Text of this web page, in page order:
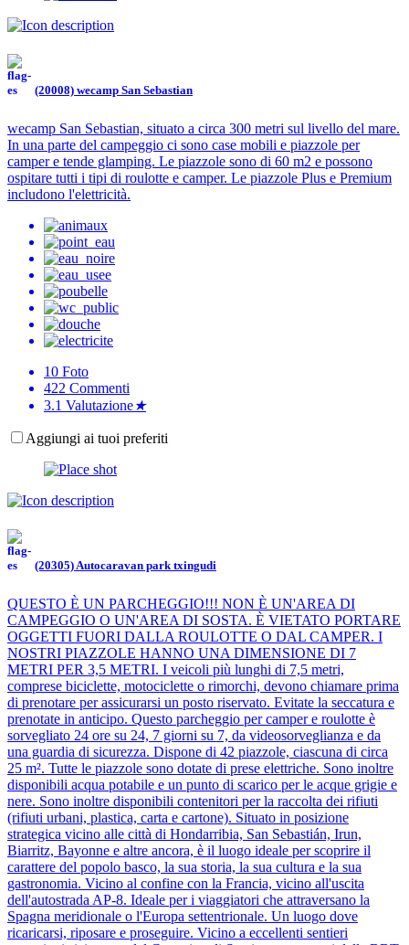
(20008) wecamp San Sebastian
wecamp San Sebastian, situato a circa 300 metri sul livello del mare.
In una parte del campeggio ci sono case mobili e piazzole per
camper e tende glamping. Le piazzole sono di 60 m2 e possono
ospitare tutti i tipi di roulotte e camper. Le piazzole Plus e Premium
includono l'elettricità.
10 Foto
422 Commenti
3.1 Valutazione★
Aggiungi ai tuoi preferiti
(20305) Autocaravan park txingudi
QUESTO È UN PARCHEGGIO!!! NON È UN'AREA DI
CAMPEGGIO O UN'AREA DI SOSTA. È VIETATO PORTARE
OGGETTI FUORI DALLA ROULOTTE O DAL CAMPER. I
NOSTRI PIAZZOLE HANNO UNA DIMENSIONE DI 7
METRI PER 3,5 METRI. I veicoli più lunghi di 7,5 metri,
comprese biciclette, motociclette o rimorchi, devono chiamare prima
di prenotare per assicurarsi un posto riservato. Evitate la seccatura e
prenotate in anticipo. Questo parcheggio per camper e roulotte è
sorvegliato 24 ore su 24, 7 giorni su 7, da videosorveglianza e da
una guardia di sicurezza. Dispone di 42 piazzole, ciascuna di circa
25 m². Tutte le piazzole sono dotate di prese elettriche. Sono inoltre
disponibili acqua potabile e un punto di scarico per le acque grigie e
nere. Sono inoltre disponibili contenitori per la raccolta dei rifiuti
(rifiuti urbani, plastica, carta e cartone). Situato in posizione
strategica vicino alle città di Hondarribia, San Sebastián, Irun,
Biarritz, Bayonne e altre ancora, è il luogo ideale per scoprire il
carattere del popolo basco, la sua storia, la sua cultura e la sua
gastronomia. Vicino al confine con la Francia, vicino all'uscita
dell'autostrada AP-8. Ideale per i viaggiatori che attraversano la
Spagna meridionale o l'Europa settentrionale. Un luogo dove
ricaricarsi, riposare e proseguire. Vicino a eccellenti sentieri